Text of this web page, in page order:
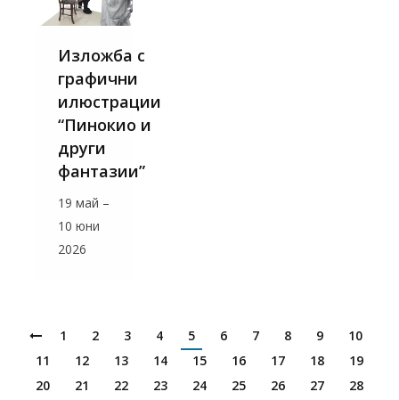
Изложба с
графични
илюстрации
“Пинокио и
други
фантазии”
19 май –
10 юни
2026
1 2 3 4 5 6 7 8 9
10
11
12 13 14 15 16 17 18
19
20
21 22 23 24 25 26 27 28